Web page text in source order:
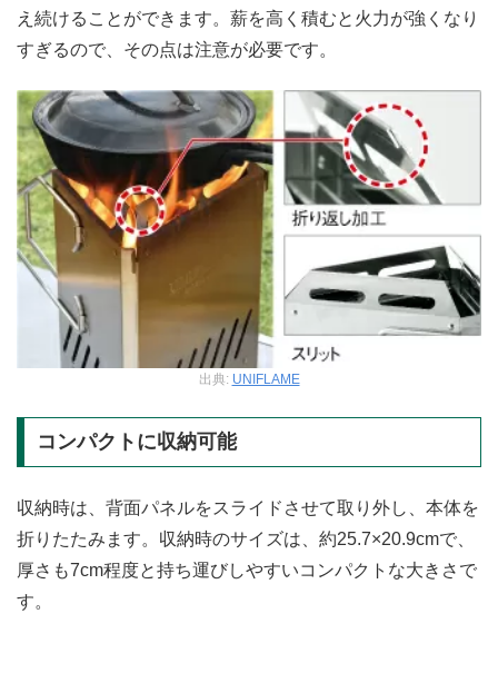
え続けることができます。薪を高く積むと火力が強くなり
すぎるので、その点は注意が必要です。
出典: UNIFLAME
コンパクトに収納可能
収納時は、背面パネルをスライドさせて取り外し、本体を
折りたたみます。収納時のサイズは、約25.7×20.9cmで、
厚さも7cm程度と持ち運びしやすいコンパクトな大きさで
す。